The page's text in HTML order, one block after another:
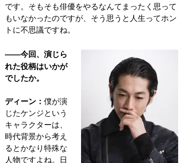
です。そもそも俳優をやるなんてまったく思って
もいなかったのですが、そう思うと人生ってホン
トに不思議ですね。
――今回、演じら
れた役柄はいかが
でしたか。
ディーン： 僕が演
じたケンジという
キャラクターは、
時代背景から考え
るとかなり特殊な
人物ですよね。日